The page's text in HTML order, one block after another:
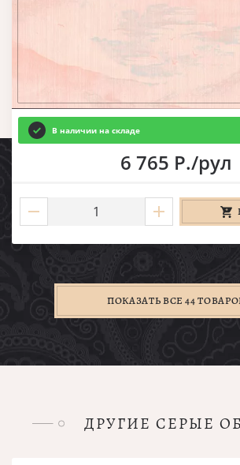
В наличии на складе
6 765 Р./рул
ПОКАЗАТЬ ВСЕ 44
ДРУГИЕ СЕРЫЕ